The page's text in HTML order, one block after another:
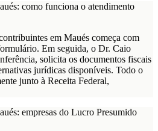
como funciona o atendimento
em Maués começa com
Em seguida, o Dr. Caio
solicita os documentos fiscais
jurídicas disponíveis. Todo o
junto à Receita Federal,
empresas do Lucro Presumido